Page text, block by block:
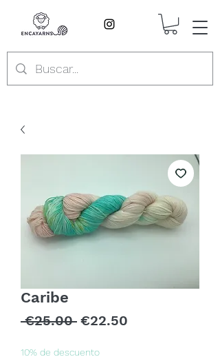
Caribe
€25.00 Regular
€22.50
10% de descuento